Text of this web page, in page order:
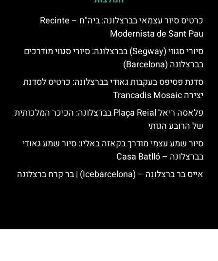
כרטיס סיור עצמאי בברצלונה: ביה"ח – Recinte
Modernista de Sant Pau
סיורי סגווי (Segway) בברצלונה: סיורי סגווי מודרכים
בברצלונה (Barcelona)
סדנת פסיפס בעקבות גאודי בברצלונה: כרטיס לסדנת
יצירה Trancadis Mosaic
פלאסה ריאל Plaça Reial בברצלונה: הכיכר המלכותית
של הרובע הגותי
סיור שמע עצמי מודרך בקאזה באליו: סיור שמע גאודי
בברצלונה – Casa Batlló
אייס בר ברצלונה – (‪Icebarcelona‬) | בר קרח ברצלונה